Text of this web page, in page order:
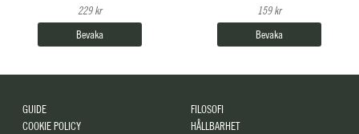
229 kr
Bevaka
159 kr
Bevaka
GUIDE
COOKIE POLICY
FILOSOFI
HÅLLBARHET